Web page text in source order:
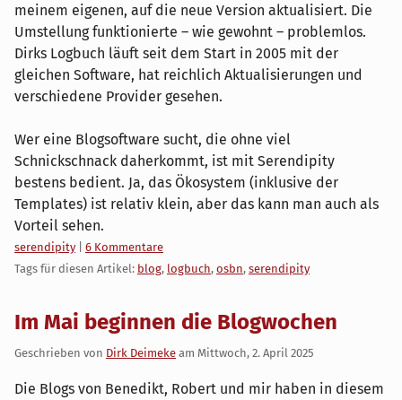
meinem eigenen, auf die neue Version aktualisiert. Die
Umstellung funktionierte – wie gewohnt – problemlos.
Dirks Logbuch läuft seit dem Start in 2005 mit der
gleichen Software, hat reichlich Aktualisierungen und
verschiedene Provider gesehen.
Wer eine Blogsoftware sucht, die ohne viel
Schnickschnack daherkommt, ist mit Serendipity
bestens bedient. Ja, das Ökosystem (inklusive der
Templates) ist relativ klein, aber das kann man auch als
Vorteil sehen.
Kategorien:
serendipity| 6 Kommentare
Tags für diesen Artikel: blog, logbuch, osbn, serendipity
Im Mai beginnen die Blogwochen
Geschrieben von Dirk Deimeke am Mittwoch, 2. April 2025
Die Blogs von Benedikt, Robert und mir haben in diesem